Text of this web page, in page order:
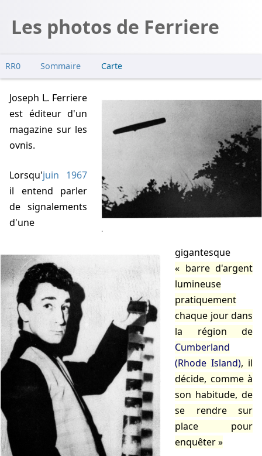
Les photos de Ferriere
RR0 Sommaire
Enquêtes
Carte
.
Joseph L. Ferriere
est éditeur d'un
magazine sur les
ovnis.
Lorsqu'juin 1967
il entend parler
de signalements
d'une
gigantesque
barre d'argent
lumineuse
pratiquement
chaque jour dans
la région de
Cumberland
(Rhode Island), il
décide, comme à
son habitude, de
se rendre sur
place pour
enquêter